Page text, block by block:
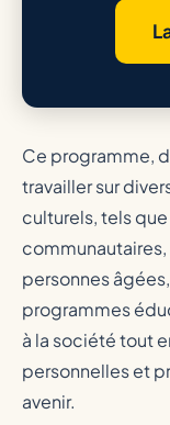
Ce programme,
travailler sur
culturels, tels
communautaires,
personnes
programmes
à la société tout
personnelles et
avenir.